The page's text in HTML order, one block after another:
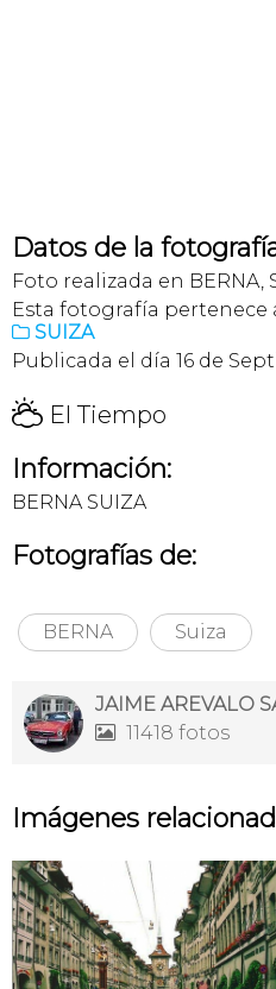
Datos de la
Foto realizada en BERNA,
Esta fotografía pertenece
 SUIZA
Publicada el día 16 de
H El Tiempo
Información:
BERNA SUIZA
Fotografías de:
BERNA Suiza
JAIME AREVALO
 11418 fotos
Imágenes